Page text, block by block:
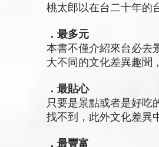
桃太郎以在台二十年的
．最多元
本書不僅介紹來台必去
大不同的文化差異趣聞
．最貼心
只要是景點或者是好吃
找不到，此外文化差異
．最豐富